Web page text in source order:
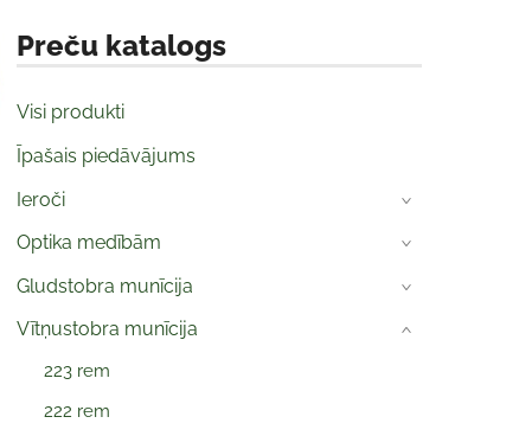
Preču katalogs
Visi produkti
Īpašais piedāvājums
Ieroči
›
Optika medībām ›
Gludstobra munīcija ›
Vītņustobra munīcija
223 rem
222 rem
›